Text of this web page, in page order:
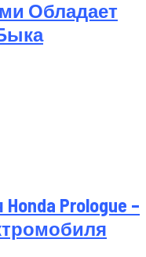
Обладает
Prologue –